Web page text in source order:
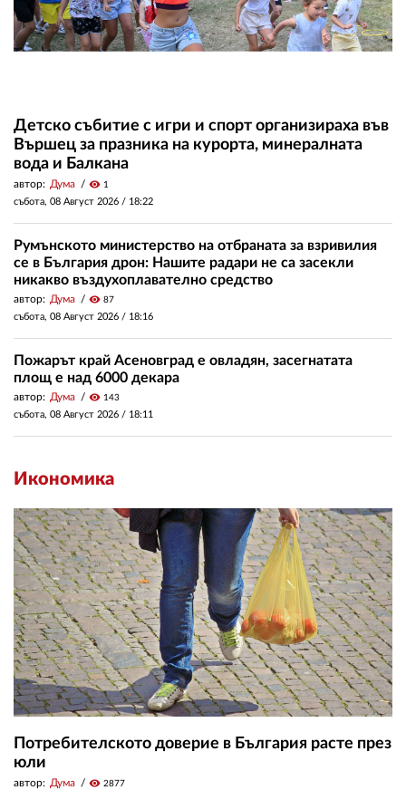
Детско събитие с игри и спорт организираха във
Вършец за празника на курорта, минералната
вода и Балкана
автор: Дума visibility 1
събота, 08 Август 2026 / 18:22
Румънското министерство на отбраната за взривилия
се в България дрон: Нашите радари не са засекли
никакво въздухоплавателно средство
автор: Дума visibility 87
събота, 08 Август 2026 / 18:16
Пожарът край Асеновград е овладян, засегнатата
площ е над 6000 декара
автор: Дума visibility 143
събота, 08 Август 2026 / 18:11
Икономика
Потребителското доверие в България расте през
юли
автор: Дума visibility 2877